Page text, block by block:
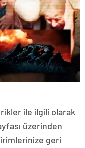
ile ilgili olarak
üzerinden
geri